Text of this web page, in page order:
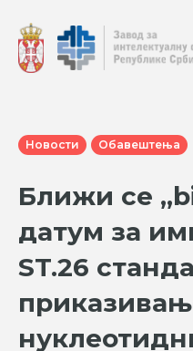
Новости Обавештења
Ближи се
датум за
ST.26